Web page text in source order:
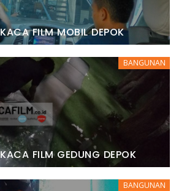
FILM MOBIL DEPOK
BANGUNAN
FILM GEDUNG DEPOK
BANGUNAN